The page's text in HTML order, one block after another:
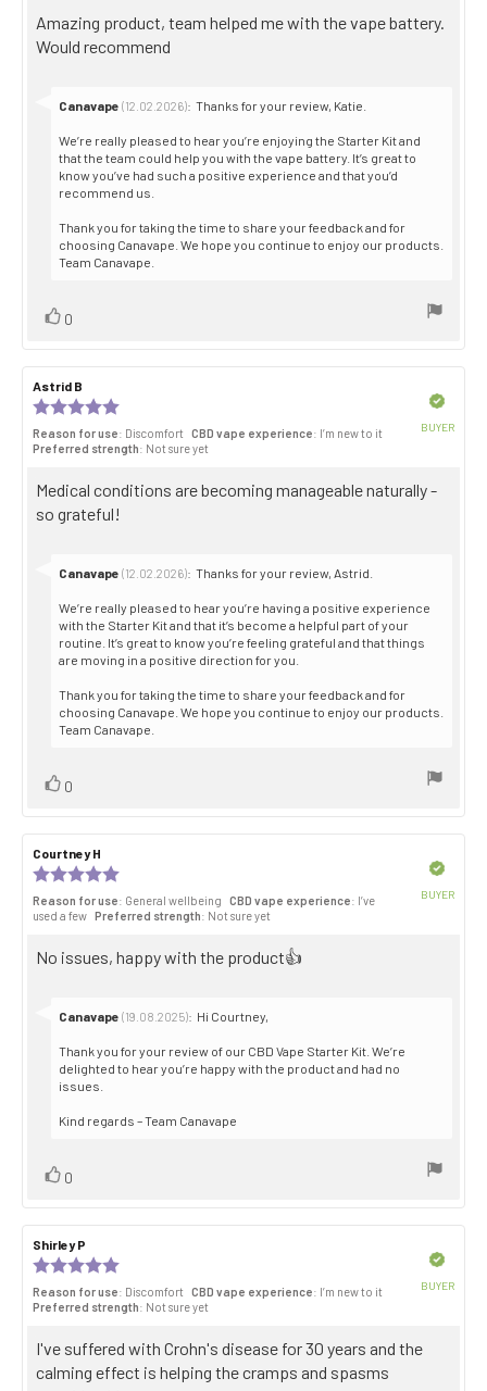
5
stars
Review
text:
Amazing product, team helped me with the vape battery.
Would recommend
Reply
Canavape (12.02.2026): Thanks for your review, Katie.
We’re really pleased to hear you’re enjoying the Starter Kit and
that the team could help you with the vape battery. It’s great to
know you’ve had such a positive experience and that you’d
recommend us.
Thank you for taking the time to share your feedback and for
choosing Canavape. We hope you continue to enjoy our products.
Team Canavape.
Vote
0
Review
author:
Astrid B
date:
5.0
out
5
Reason for use: Discomfort CBD vape experience: I’m new to it
Preferred strength: Not sure yet
BUYER
Review
text:
Medical conditions are becoming manageable naturally -
so grateful!
Reply
Canavape (12.02.2026): Thanks for your review, Astrid.
We’re really pleased to hear you’re having a positive experience
with the Starter Kit and that it’s become a helpful part of your
routine. It’s great to know you’re feeling grateful and that things
are moving in a positive direction for you.
Thank you for taking the time to share your feedback and for
choosing Canavape. We hope you continue to enjoy our products.
Team Canavape.
Vote
0
Review
author:
Courtney H
date:
5.0
out
5
Reason for use: General wellbeing CBD vape experience: I’ve
used a few Preferred strength: Not sure yet
BUYER
Review
No issues, happy with the product👍
Reply
Canavape (19.08.2025): Hi Courtney,
Thank you for your review of our CBD Vape Starter Kit. We’re
delighted to hear you’re happy with the product and had no
issues.
Kind regards – Team Canavape
Vote
0
Review
author:
Shirley P
date:
5.0
out
5
stars
Reason for use: Discomfort CBD vape experience: I’m new to it
Preferred strength: Not sure yet
BUYER
Review
text:
I've suffered with Crohn's disease for 30 years and the
calming effect is helping the cramps and spasms